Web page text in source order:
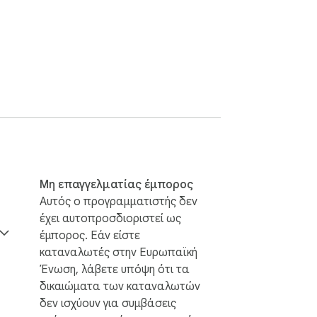
Μη επαγγελματίας έμπορος
Αυτός ο προγραμματιστής δεν
έχει αυτοπροσδιοριστεί ως
έμπορος. Εάν είστε
καταναλωτές στην Ευρωπαϊκή
Ένωση, λάβετε υπόψη ότι τα
δικαιώματα των καταναλωτών
δεν ισχύουν για συμβάσεις